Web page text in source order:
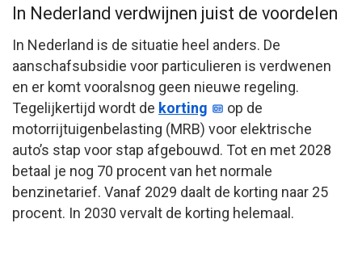
In Nederland verdwijnen juist de voordelen
In Nederland is de situatie heel anders. De
aanschafsubsidie voor particulieren is verdwenen
en er komt vooralsnog geen nieuwe regeling.
Tegelijkertijd wordt de korting
op de
motorrijtuigenbelasting (MRB) voor elektrische
auto’s stap voor stap afgebouwd. Tot en met 2028
betaal je nog 70 procent van het normale
benzinetarief. Vanaf 2029 daalt de korting naar 25
procent. In 2030 vervalt de korting helemaal.